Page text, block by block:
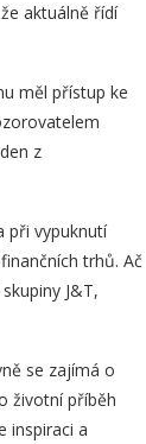
aktuálně řídí
měl přístup ke
z
při vypuknutí
trhů. Ač
J&T,
se zajímá o
životní příběh
inspiraci a